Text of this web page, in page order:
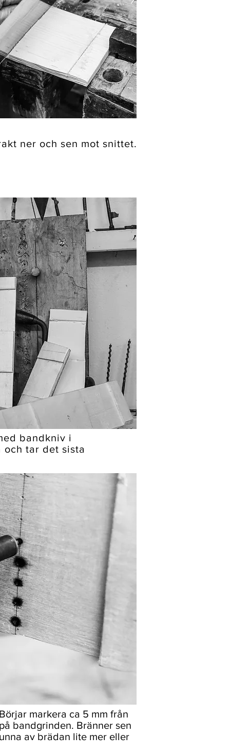
ner och sen mot snittet.
bandkniv i
och tar det sista
markera ca 5 mm från
bandgrinden. Bränner sen
av brädan lite mer eller